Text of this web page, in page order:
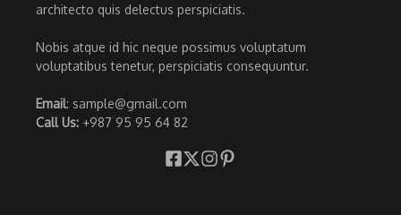
architecto quis delectus perspiciatis.
Nobis atque id hic neque possimus voluptatum
voluptatibus tenetur, perspiciatis consequuntur.
Email: sample@gmail.com
Call Us: +987 95 95 64 82